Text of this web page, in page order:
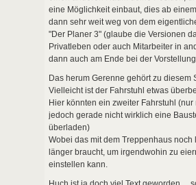
eine Möglichkeit einbaut, dies ab
dann sehr weit weg von dem
"Der Planer 3" (glaube die Versionen
Privatleben oder auch Mitarbeiter in
dann auch am Ende bei der
Das herum Gerenne gehört zu diesem
Vielleicht ist der Fahrstuhl etwas
Hier könnten ein zweiter Fahrstuhl
jedoch gerade nicht wirklich eine
überladen)
Wobei das mit dem Treppenhaus
länger braucht, um irgendwohin zu
einstellen kann.